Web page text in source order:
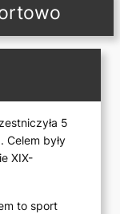
5
Celem były
XIX-
to sport